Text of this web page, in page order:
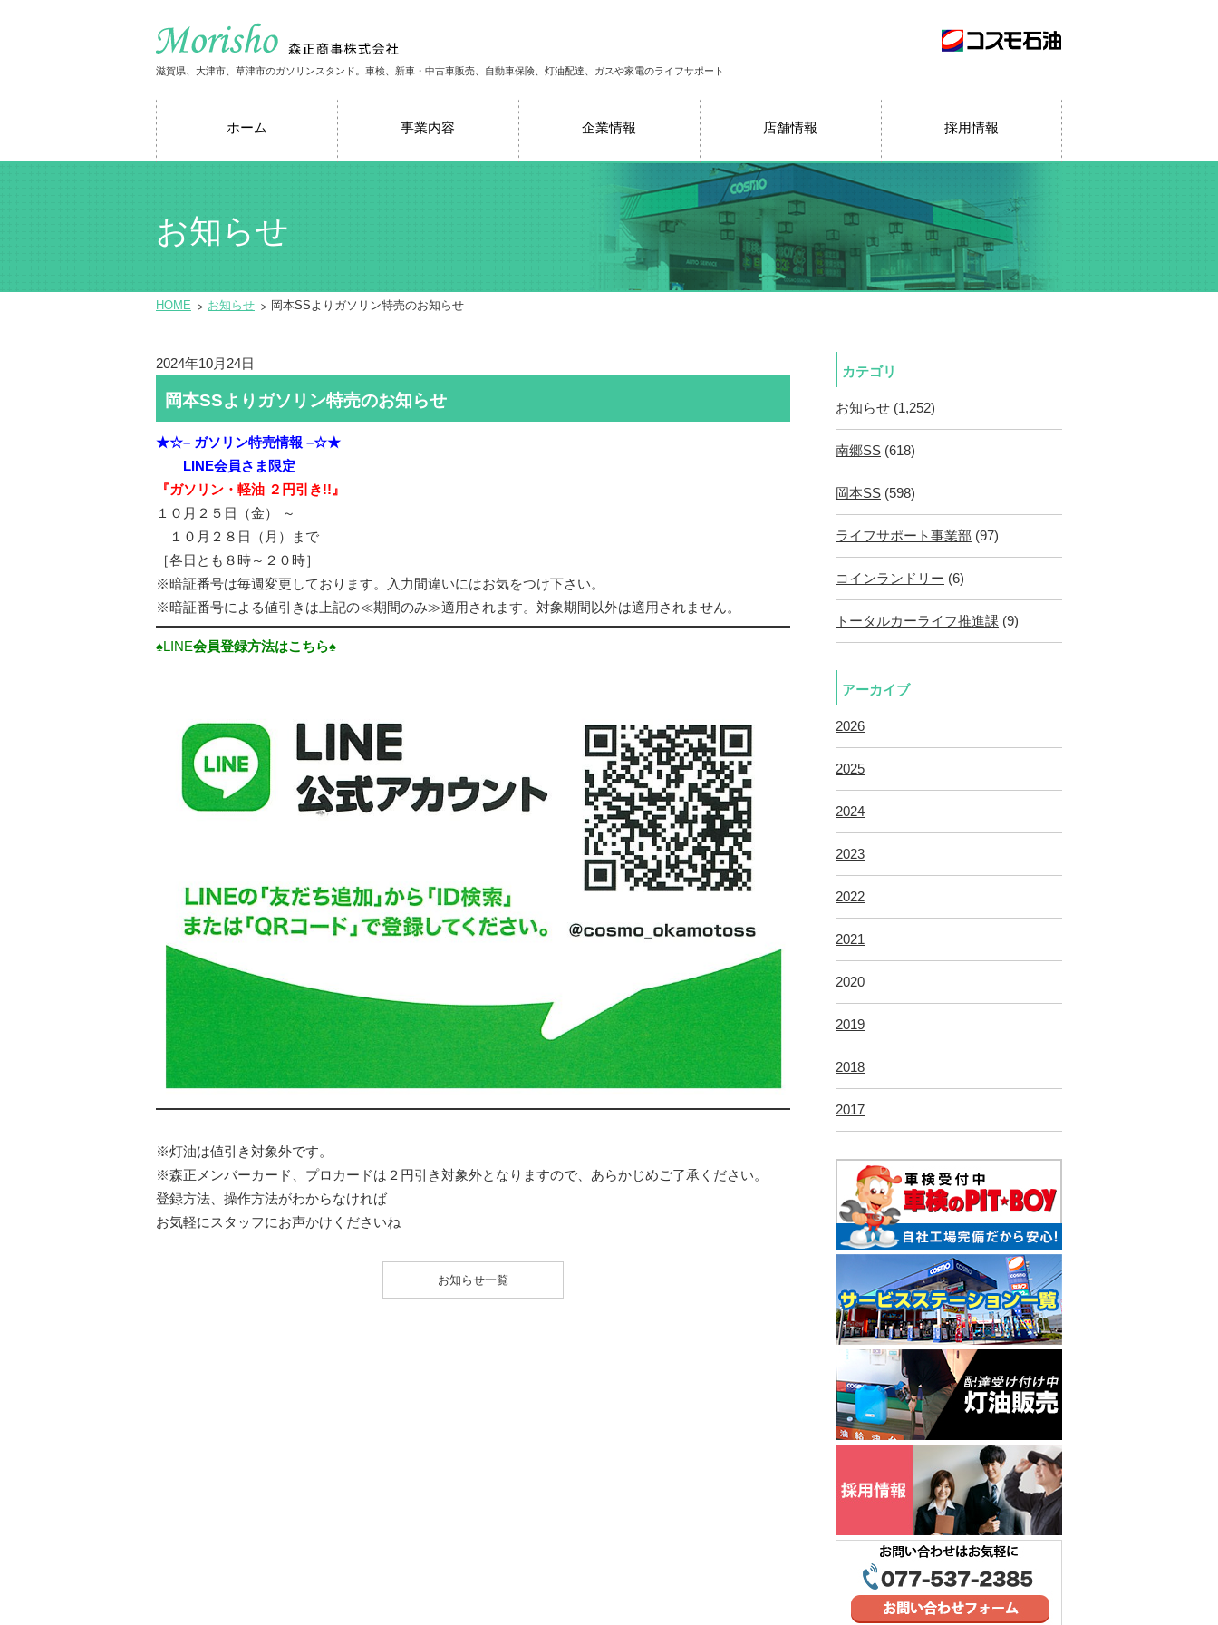
滋賀県、大津市、草津市のガソリンスタンド。車検、新車・中古車販売、自動車保険、灯油配達、ガスや家電のライフサポート
ホーム 事業内容 企業情報 店舗情報 採用情報
お知らせ
HOME お知らせ 岡本SSよりガソリン特売のお知らせ
2024年10月24日
岡本SSよりガソリン特売のお知らせ
★☆– ガソリン特売情報 –☆★
LINE会員さま 限定
『ガソリン・軽油 ２円引き!!』
１０月２５日（金） ～
１０月２８日（月）まで
［各日とも８時～２０時］
※暗証番号は毎週変更しております。入力間違いにはお気をつけ下さい。
※暗証番号による値引きは上記の≪期間のみ≫適用されます。対象期間以外は適用されません。
♠LINE会員登録方法はこちら♠
※灯油は値引き対象外です。
※森正メンバーカード、プロカードは２円引き対象外となりますので、あらかじめご了承ください。
登録方法、操作方法がわからなければ
お気軽にスタッフにお声かけくださいね
お知らせ一覧
カテゴリ
お知らせ (1,252)
南郷SS (618)
岡本SS (598)
ライフサポート事業部 (97)
コインランドリー (6)
トータルカーライフ推進課 (9)
アーカイブ
2026
2025
2024
2023
2022
2021
2020
2019
2018
2017